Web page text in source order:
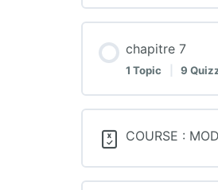
chapitre 7
1 Topic 9
COURSE :